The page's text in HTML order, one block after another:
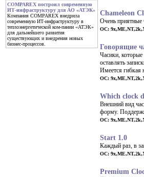
COMPAREX построил современную
ИТ-инфраструктуру для АО «АТЭК»
Компания COMPAREX внедрила
современную ИТ-инфраструктуру в
теплоэнергетической ком-пании «АТЭК»
для дальнейшего развития
существующих и внедрения новых
бизнес-процессов.
Chameleon
Очень приятные
ОС:
Говорящие
Часики,
оставлять
Имеется гибкая
ОС:
Which clock
Внешний вид
форму.
ОС:
Start 1.0
Каждый раз, в
ОС:
Premium